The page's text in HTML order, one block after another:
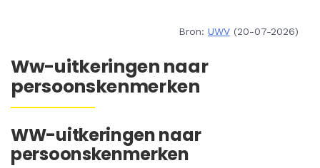
Bron: UWV (20-07-2026)
Ww-uitkeringen naar
persoonskenmerken
WW-uitkeringen naar
persoonskenmerken